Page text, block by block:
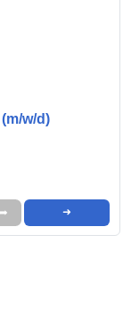
w/d)
➦ ➜